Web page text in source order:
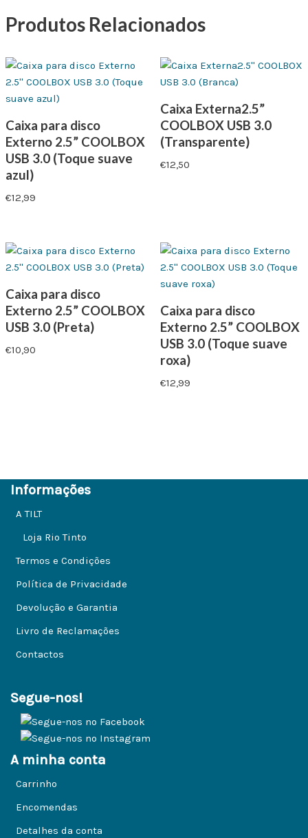
Produtos Relacionados
Caixa para disco
Externo 2.5” COOLBOX
USB 3.0 (Toque suave
azul)
€12,99
Caixa Externa2.5”
COOLBOX USB 3.0
(Transparente)
€12,50
Caixa para disco
Externo 2.5” COOLBOX
USB 3.0 (Preta)
€10,90
Caixa para disco
Externo 2.5” COOLBOX
USB 3.0 (Toque suave
roxa)
€12,99
Informações
A TILT
Loja Rio Tinto
Termos e Condições
Política de Privacidade
Devolução e Garantia
Livro de Reclamações
Contactos
Segue-nos!
A minha conta
Carrinho
Encomendas
Detalhes da conta